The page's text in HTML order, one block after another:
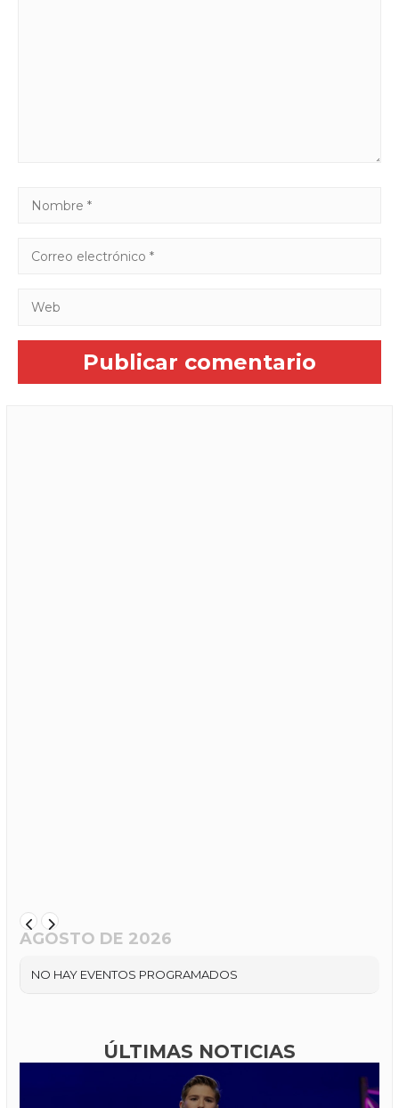
AGOSTO DE 2026
NO HAY EVENTOS PROGRAMADOS
ÚLTIMAS NOTICIAS